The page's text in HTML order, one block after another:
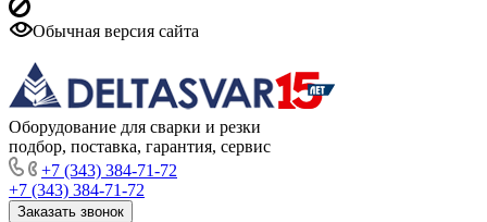
Обычная версия сайта
Оборудование для сварки и резки
подбор, поставка, гарантия, сервис
+7 (343) 384-71-72
+7 (343) 384-71-72
Заказать звонок